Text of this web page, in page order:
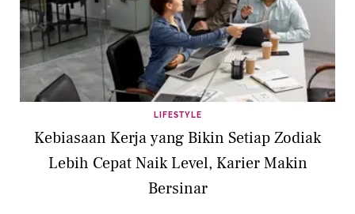
LIFESTYLE
Kebiasaan Kerja yang Bikin Setiap Zodiak
Lebih Cepat Naik Level, Karier Makin
Bersinar